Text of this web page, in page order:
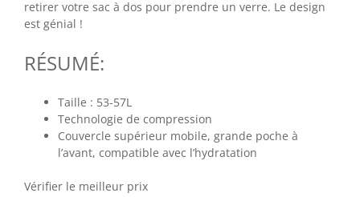
retirer votre sac à dos pour prendre un verre. Le design
est génial !
RÉSUMÉ:
Taille : 53-57L
Technologie de compression
Couvercle supérieur mobile, grande poche à
l’avant, compatible avec l’hydratation
Vérifier le meilleur prix